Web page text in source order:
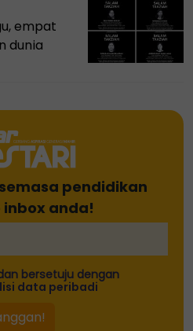
empat
dunia
pendidikan
inbox anda!
bersetuju dengan
data peribadi